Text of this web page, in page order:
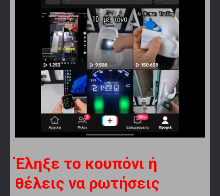
Έληξε το κουπόνι ή
θέλεις να ρωτήσεις